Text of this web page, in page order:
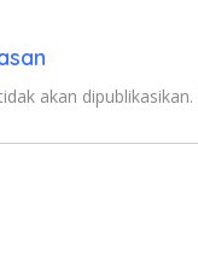
akan dipublikasikan.